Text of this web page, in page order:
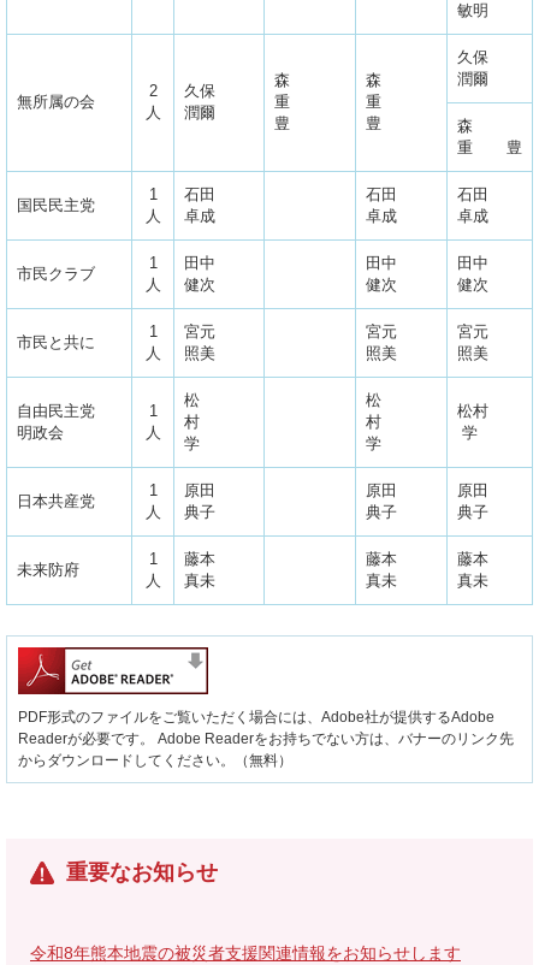
敏明
無所属の会
2
人
久保
潤爾
森
重
豊
森
重
豊
久保
潤爾
森
重 豊
国民民主党
1
人
石田
卓成
石田
卓成
石田
卓成
市民クラブ
1
人
田中
健次
田中
健次
田中
健次
市民と共に
1
人
宮元
照美
宮元
照美
宮元
照美
自由民主党
明政会
1
人
松
村
学
松
村
学
松村
学
日本共産党
1
人
原田
典子
原田
典子
原田
典子
未来防府
1
人
藤本
真未
藤本
真未
藤本
真未
PDF形式のファイルをご覧いただく場合には、Adobe社が提供するAdobe
Readerが必要です。
Adobe Readerをお持ちでない方は、バナーのリンク先
からダウンロードしてください。（無料）
重要なお知らせ
令和8年熊本地震の被災者支援関連情報をお知らせします